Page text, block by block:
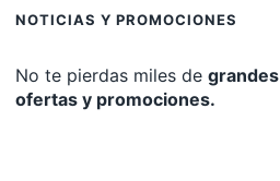
NOTICIAS Y PROMOCIONES
No te pierdas miles degrandes
ofertas y promociones.